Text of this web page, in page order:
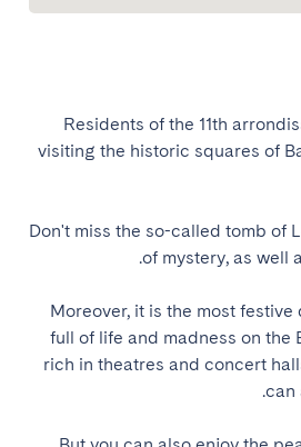
Residents of the 11th
visiting the historic squares of
Don't miss the so-called tomb of
Moreover, it is the most
full of life and madness on the
rich in theatres and concert